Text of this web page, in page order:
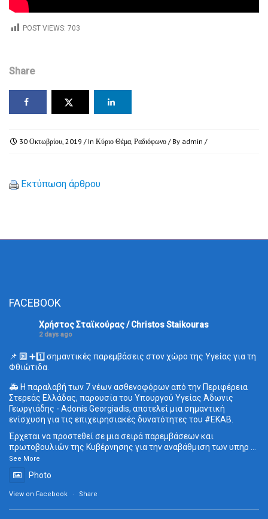
POST VIEWS: 703
Share
30 Οκτωβρίου, 2019 / In Κύριο Θέμα, Ραδιόφωνο / By admin /
Εκτύπωση άρθρου
FACEBOOK
Χρήστος Σταϊκούρας / Christos Staikouras
2 days ago
📌 🔟 ➕1️⃣ σημαντικές παρεμβάσεις στον χώρο της Υγείας για τη
Φθιώτιδα.
🚑 Η παραλαβή των 7 νέων ασθενοφόρων από την Περιφέρεια
Στερεάς Ελλάδας, παρουσία του Υπουργού Υγείας Άδωνις
Γεωργιάδης - Adonis Georgiadis, αποτελεί μια σημαντική
ενίσχυση για τις επιχειρησιακές δυνατότητες του #ΕΚΑΒ.
Έρχεται να προστεθεί σε μια σειρά παρεμβάσεων και
πρωτοβουλιών της Κυβέρνησης για την αναβάθμιση των υπηρ ...
See More
Photo
View on Facebook · Share